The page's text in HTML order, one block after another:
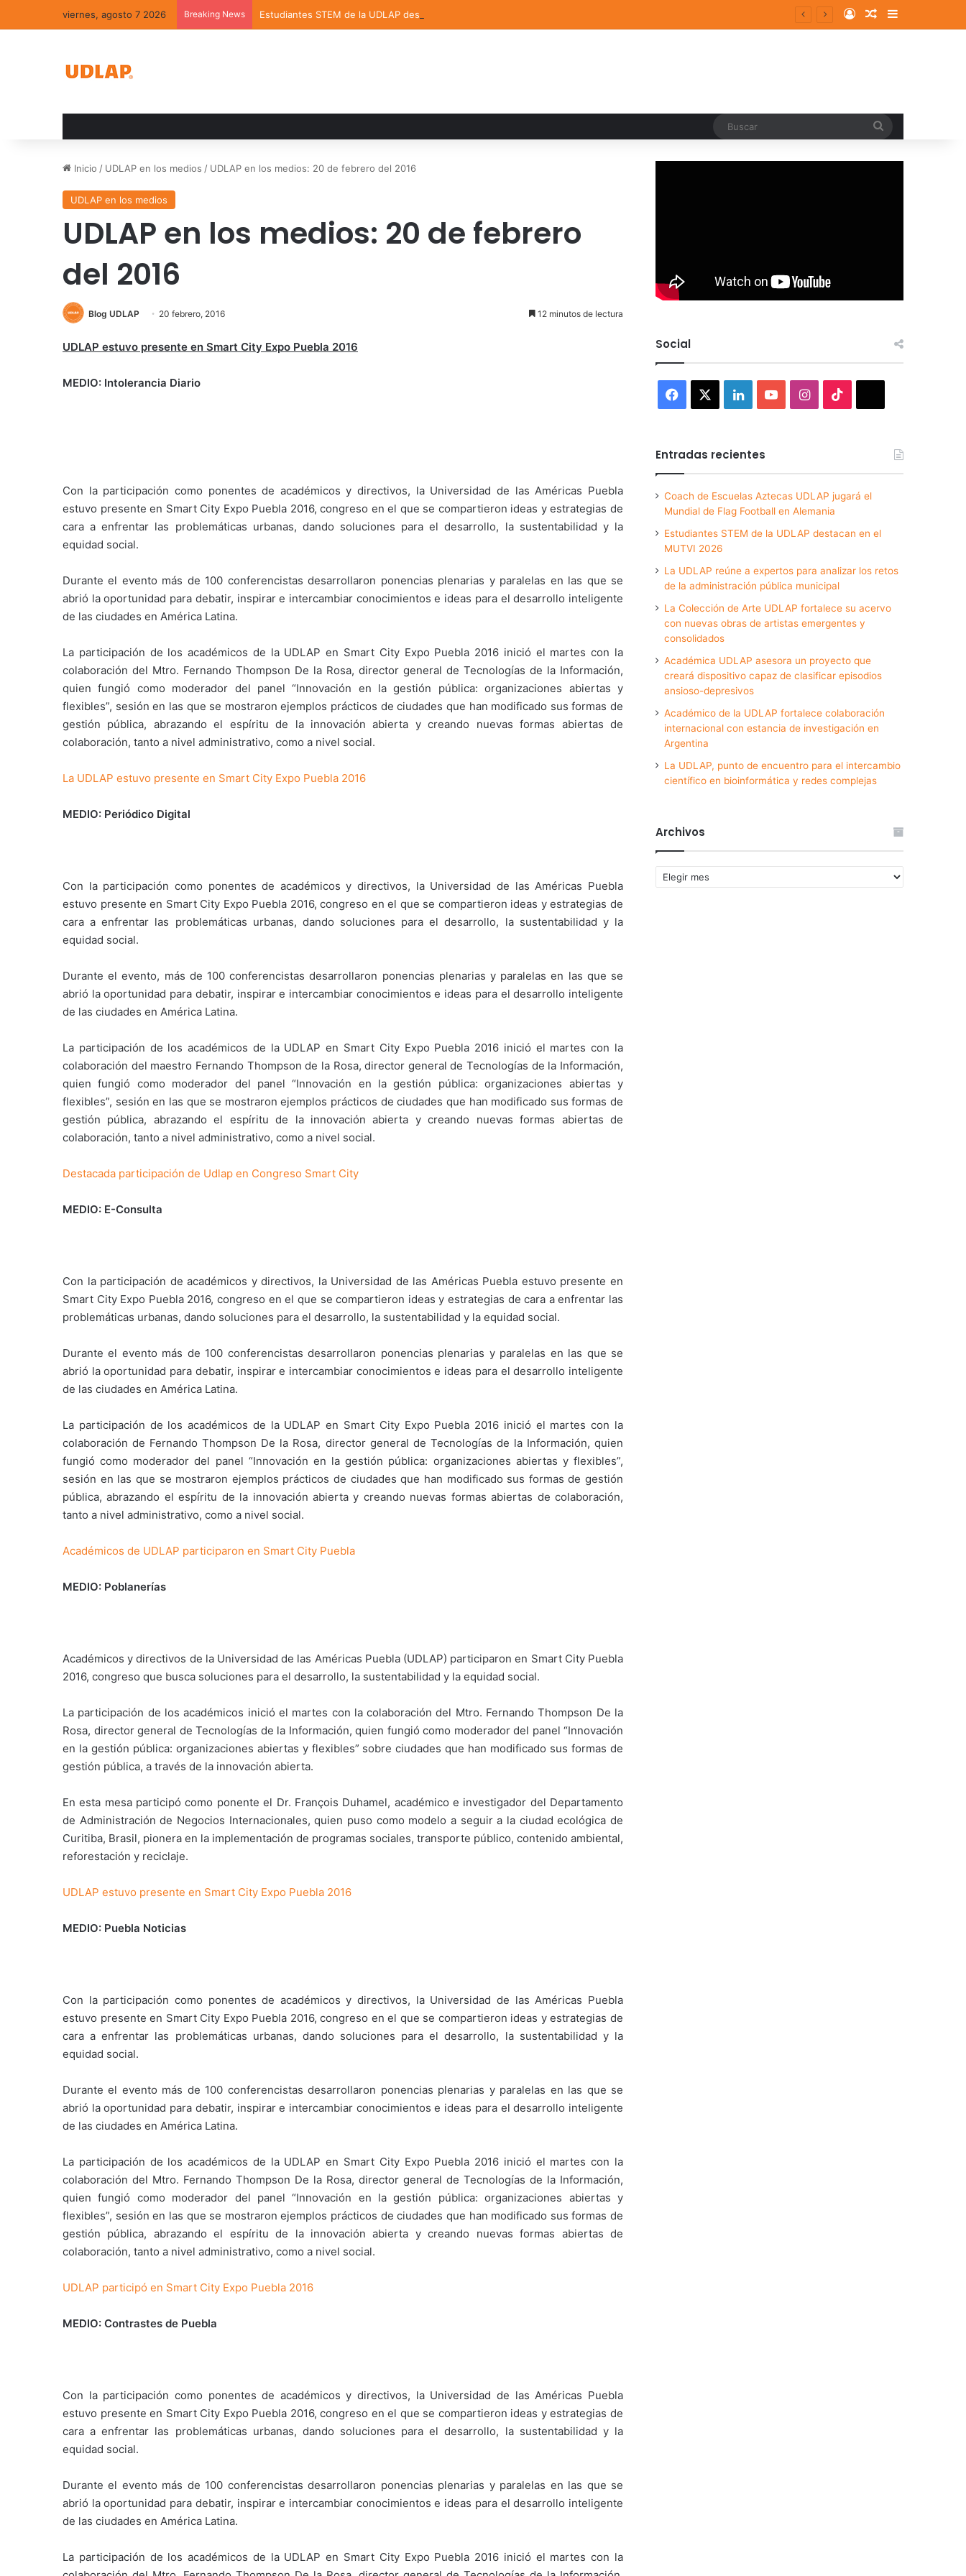
viernes, agosto 7 2026 Breaking News Estudiantes STEM de la UDLAP destacan en el MUTVI 2026 Log InRandom Article
Sidebar
Inicio / UDLAP en los medios / UDLAP en los medios: 20 de febrero del 2016
UDLAP en los medios
UDLAP en los medios: 20 de febrero
del 2016
Blog UDLAP 20 febrero, 2016 12 minutos de lectura
UDLAP estuvo presente en Smart City Expo Puebla 2016
MEDIO: Intolerancia Diario
Con la participación como ponentes de académicos y directivos, la Universidad de las Américas Puebla
estuvo presente en Smart City Expo Puebla 2016, congreso en el que se compartieron ideas y estrategias de
cara a enfrentar las problemáticas urbanas, dando soluciones para el desarrollo, la sustentabilidad y la
equidad social.
Durante el evento más de 100 conferencistas desarrollaron ponencias plenarias y paralelas en las que se
abrió la oportunidad para debatir, inspirar e intercambiar conocimientos e ideas para el desarrollo inteligente
de las ciudades en América Latina.
La participación de los académicos de la UDLAP en Smart City Expo Puebla 2016 inició el martes con la
colaboración del Mtro. Fernando Thompson De la Rosa, director general de Tecnologías de la Información,
quien fungió como moderador del panel “Innovación en la gestión pública: organizaciones abiertas y
flexibles”, sesión en las que se mostraron ejemplos prácticos de ciudades que han modificado sus formas de
gestión pública, abrazando el espíritu de la innovación abierta y creando nuevas formas abiertas de
colaboración, tanto a nivel administrativo, como a nivel social.
La UDLAP estuvo presente en Smart City Expo Puebla 2016
MEDIO: Periódico Digital
Con la participación como ponentes de académicos y directivos, la Universidad de las Américas Puebla
estuvo presente en Smart City Expo Puebla 2016, congreso en el que se compartieron ideas y estrategias de
cara a enfrentar las problemáticas urbanas, dando soluciones para el desarrollo, la sustentabilidad y la
equidad social.
Durante el evento, más de 100 conferencistas desarrollaron ponencias plenarias y paralelas en las que se
abrió la oportunidad para debatir, inspirar e intercambiar conocimientos e ideas para el desarrollo inteligente
de las ciudades en América Latina.
La participación de los académicos de la UDLAP en Smart City Expo Puebla 2016 inició el martes con la
colaboración del maestro Fernando Thompson de la Rosa, director general de Tecnologías de la Información,
quien fungió como moderador del panel “Innovación en la gestión pública: organizaciones abiertas y
flexibles”, sesión en las que se mostraron ejemplos prácticos de ciudades que han modificado sus formas de
gestión pública, abrazando el espíritu de la innovación abierta y creando nuevas formas abiertas de
colaboración, tanto a nivel administrativo, como a nivel social.
Destacada participación de Udlap en Congreso Smart City
MEDIO: E-Consulta
Con la participación de académicos y directivos, la Universidad de las Américas Puebla estuvo presente en
Smart City Expo Puebla 2016, congreso en el que se compartieron ideas y estrategias de cara a enfrentar las
problemáticas urbanas, dando soluciones para el desarrollo, la sustentabilidad y la equidad social.
Durante el evento más de 100 conferencistas desarrollaron ponencias plenarias y paralelas en las que se
abrió la oportunidad para debatir, inspirar e intercambiar conocimientos e ideas para el desarrollo inteligente
de las ciudades en América Latina.
La participación de los académicos de la UDLAP en Smart City Expo Puebla 2016 inició el martes con la
colaboración de Fernando Thompson De la Rosa, director general de Tecnologías de la Información, quien
fungió como moderador del panel “Innovación en la gestión pública: organizaciones abiertas y flexibles”,
sesión en las que se mostraron ejemplos prácticos de ciudades que han modificado sus formas de gestión
pública, abrazando el espíritu de la innovación abierta y creando nuevas formas abiertas de colaboración,
tanto a nivel administrativo, como a nivel social.
Académicos de UDLAP participaron en Smart City Puebla
MEDIO: Poblanerías
Académicos y directivos de la Universidad de las Américas Puebla (UDLAP) participaron en Smart City Puebla
2016, congreso que busca soluciones para el desarrollo, la sustentabilidad y la equidad social.
La participación de los académicos inició el martes con la colaboración del Mtro. Fernando Thompson De la
Rosa, director general de Tecnologías de la Información, quien fungió como moderador del panel “Innovación
en la gestión pública: organizaciones abiertas y flexibles” sobre ciudades que han modificado sus formas de
gestión pública, a través de la innovación abierta.
En esta mesa participó como ponente el Dr. François Duhamel, académico e investigador del Departamento
de Administración de Negocios Internacionales, quien puso como modelo a seguir a la ciudad ecológica de
Curitiba, Brasil, pionera en la implementación de programas sociales, transporte público, contenido ambiental,
reforestación y reciclaje.
UDLAP estuvo presente en Smart City Expo Puebla 2016
MEDIO: Puebla Noticias
Con la participación como ponentes de académicos y directivos, la Universidad de las Américas Puebla
estuvo presente en Smart City Expo Puebla 2016, congreso en el que se compartieron ideas y estrategias de
cara a enfrentar las problemáticas urbanas, dando soluciones para el desarrollo, la sustentabilidad y la
equidad social.
Durante el evento más de 100 conferencistas desarrollaron ponencias plenarias y paralelas en las que se
abrió la oportunidad para debatir, inspirar e intercambiar conocimientos e ideas para el desarrollo inteligente
de las ciudades en América Latina.
La participación de los académicos de la UDLAP en Smart City Expo Puebla 2016 inició el martes con la
colaboración del Mtro. Fernando Thompson De la Rosa, director general de Tecnologías de la Información,
quien fungió como moderador del panel “Innovación en la gestión pública: organizaciones abiertas y
flexibles”, sesión en las que se mostraron ejemplos prácticos de ciudades que han modificado sus formas de
gestión pública, abrazando el espíritu de la innovación abierta y creando nuevas formas abiertas de
colaboración, tanto a nivel administrativo, como a nivel social.
UDLAP participó en Smart City Expo Puebla 2016
MEDIO: Contrastes de Puebla
Con la participación como ponentes de académicos y directivos, la Universidad de las Américas Puebla
estuvo presente en Smart City Expo Puebla 2016, congreso en el que se compartieron ideas y estrategias de
cara a enfrentar las problemáticas urbanas, dando soluciones para el desarrollo, la sustentabilidad y la
equidad social.
Durante el evento más de 100 conferencistas desarrollaron ponencias plenarias y paralelas en las que se
abrió la oportunidad para debatir, inspirar e intercambiar conocimientos e ideas para el desarrollo inteligente
de las ciudades en América Latina.
La participación de los académicos de la UDLAP en Smart City Expo Puebla 2016 inició el martes con la
Social
Facebook LinkedInYouTubeInstagram
Entradas recientes
Coach de Escuelas Aztecas UDLAP jugará el
Mundial de Flag Football en Alemania
Estudiantes STEM de la UDLAP destacan en el
MUTVI 2026
La UDLAP reúne a expertos para analizar los retos
de la administración pública municipal
La Colección de Arte UDLAP fortalece su acervo
con nuevas obras de artistas emergentes y
consolidados
Académica UDLAP asesora un proyecto que
creará dispositivo capaz de clasificar episodios
ansioso-depresivos
Académico de la UDLAP fortalece colaboración
internacional con estancia de investigación en
Argentina
La UDLAP, punto de encuentro para el intercambio
científico en bioinformática y redes complejas
Archivos
Archivos